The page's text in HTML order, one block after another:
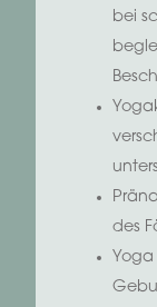
bei
des
Yoga